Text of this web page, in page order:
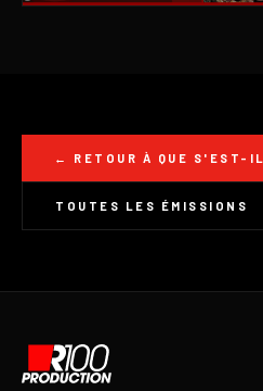
← RETOUR À QUE S'EST-
TOUTES LES ÉMISSIONS